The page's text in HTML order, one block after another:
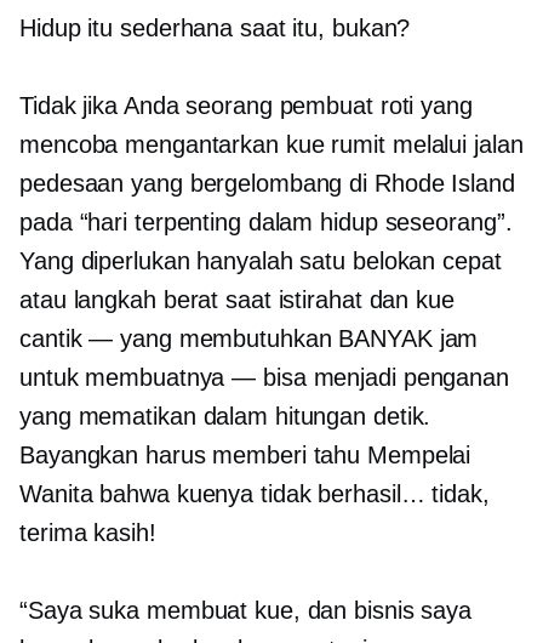
Hidup itu sederhana saat itu, bukan?
Tidak jika Anda seorang pembuat roti yang
mencoba mengantarkan kue rumit melalui jalan
pedesaan yang bergelombang di Rhode Island
pada “hari terpenting dalam hidup seseorang”.
Yang diperlukan hanyalah satu belokan cepat
atau langkah berat saat istirahat dan kue
cantik — yang membutuhkan BANYAK jam
untuk membuatnya — bisa menjadi penganan
yang mematikan dalam hitungan detik.
Bayangkan harus memberi tahu Mempelai
Wanita bahwa kuenya tidak berhasil… tidak,
terima kasih!
“Saya suka membuat kue, dan bisnis saya